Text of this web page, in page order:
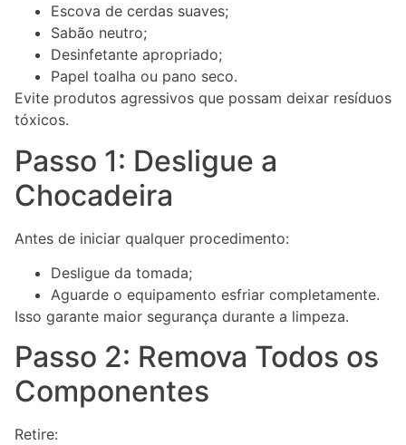
Escova de cerdas suaves;
Sabão neutro;
Desinfetante apropriado;
Papel toalha ou pano seco.
Evite produtos agressivos que possam deixar resíduos
tóxicos.
Passo 1: Desligue a
Chocadeira
Antes de iniciar qualquer procedimento:
Desligue da tomada;
Aguarde o equipamento esfriar completamente.
Isso garante maior segurança durante a limpeza.
Passo 2: Remova Todos os
Componentes
Retire: